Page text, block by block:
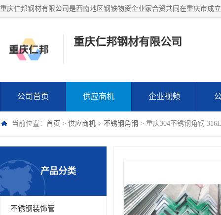
重庆仁邦钢材有限公司
公司首页 供应商机 企业视频
当前位置： 首页 > 供应商机 > 不锈钢角钢 > 重庆304不锈钢角钢
产品分类
不锈钢装饰管